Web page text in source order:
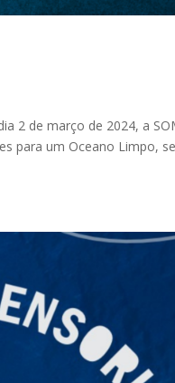
2 de março de 2024, a
para um Oceano Limpo,